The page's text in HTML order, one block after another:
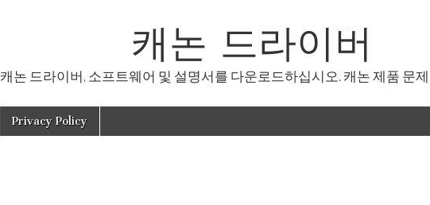
캐논 드라이버
캐논 드라이버, 소프트웨어 및 설명서를 다운로드하십시오. 캐논 제품 문
Privacy Policy